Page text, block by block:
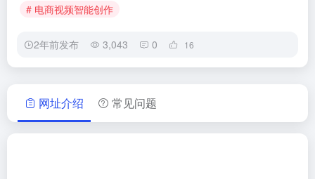
# 电商视频智能创作
2年前发布 3,043 0 16
网址介绍 常见问题